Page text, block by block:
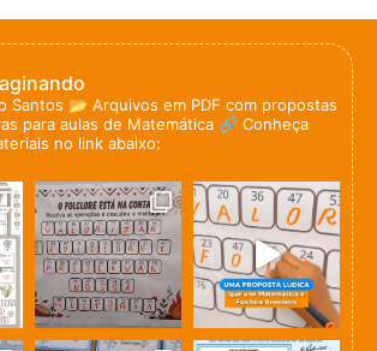
Santos 📂 Arquivos em PDF com propostas
para aulas de Matemática 🔗 Conheça
no link abaixo: